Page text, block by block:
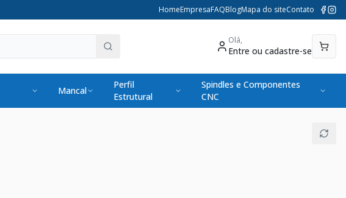
HomeEmpresaFAQBlogMapa do siteContato
Olá,
Entre ou cadastre-se
Mancal
Perfil
Estrutural
Spindles e Componentes
CNC